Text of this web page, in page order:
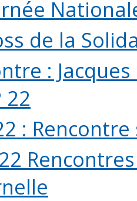
de la
:
22
:
22